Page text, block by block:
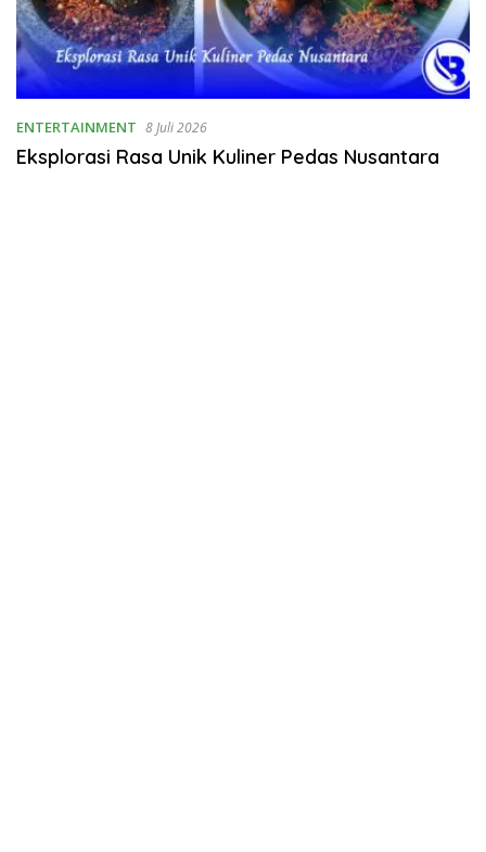
ENTERTAINMENT 8 Juli 2026
Eksplorasi Rasa Unik Kuliner Pedas Nusantara